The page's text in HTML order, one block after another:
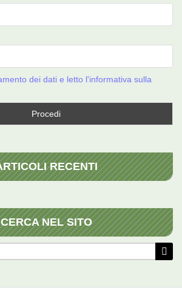
dei dati e letto l'informativa sulla
RECENTI
CERCA NEL SITO